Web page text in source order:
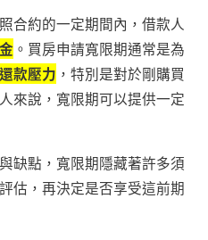
合約的一定期間內，借款人
。買房申請寬限期通常是為
款壓力 ，特別是對於剛購買
來說，寬限期可以提供一定
缺點，寬限期隱藏著許多須
估，再決定是否享受這前期